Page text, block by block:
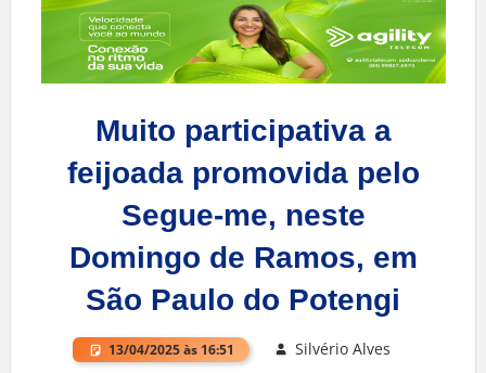
Muito participativa a
feijoada promovida pelo
Segue-me, neste
Domingo de Ramos, em
São Paulo do Potengi
13/04/2025 às 16:51 Silvério Alves